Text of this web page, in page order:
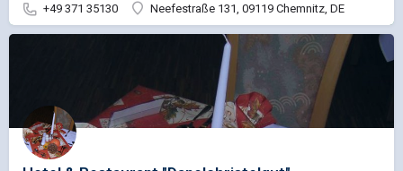
+49 371 35130
Neefestraße 131, 09119 Chemnitz, DE